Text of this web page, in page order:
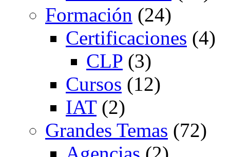
Formación (24)
Certificaciones (4)
CLP (3)
Cursos (12)
IAT(2)
Grandes Temas (72)